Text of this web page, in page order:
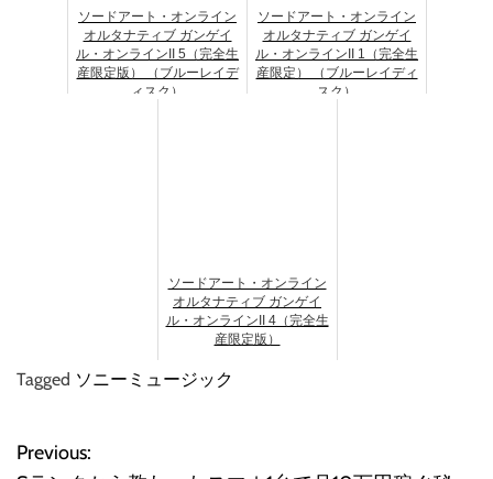
ソードアート・オンライン
オルタナティブ ガンゲイ
ル・オンラインII 5（完全生
産限定版） （ブルーレイデ
ィスク）
ソードアート・オンライン
オルタナティブ ガンゲイ
ル・オンラインII 1（完全生
産限定） （ブルーレイディ
スク）
ソードアート・オンライン
オルタナティブ ガンゲイ
ル・オンラインII 4（完全生
産限定版）
Tagged ソニーミュージック
投
Previous: